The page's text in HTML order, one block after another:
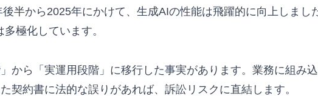
半から2025年にかけて、生成AIの性能は飛躍的に向上しまし
極化しています。
から「実運用段階」に移行した事実があります。業務に組み
契約書に法的な誤りがあれば、訴訟リスクに直結します。